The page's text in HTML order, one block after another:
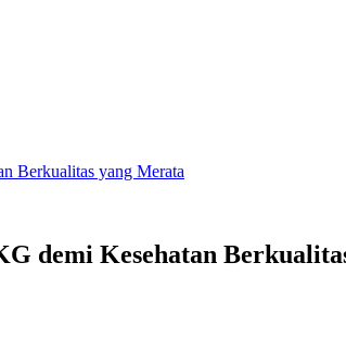
Berkualitas yang Merata
demi Kesehatan